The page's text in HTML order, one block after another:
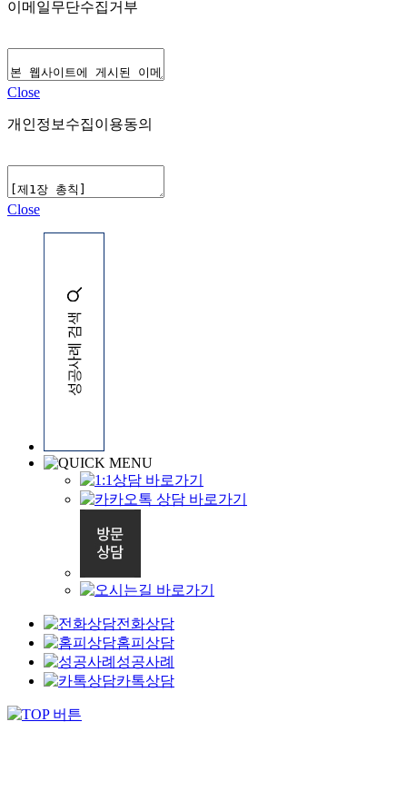
이메일무단수집거부
Close
개인정보수집이용동의
Close
전화상담
홈피상담
성공사례
카톡상담